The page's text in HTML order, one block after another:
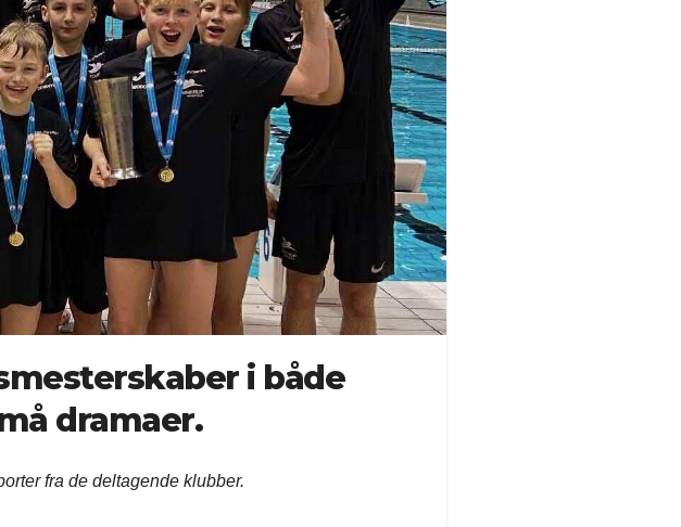
i både
dramaer.
fra de deltagende klubber.